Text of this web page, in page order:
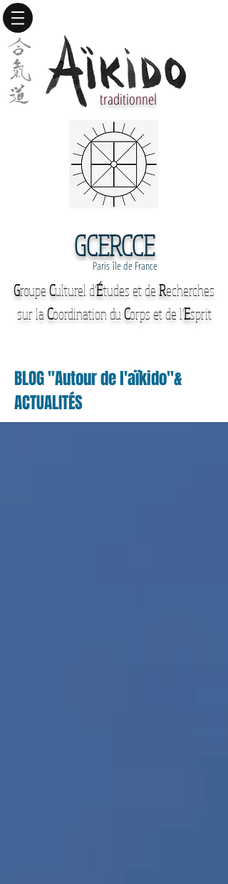
traditionnel
GCERCCE
Paris île de France
GroupeCulturel d'Études et deRecherches
sur laCoordination duCorps et de l'Esprit
BLOG "Autour de l'aïkido"&
ACTUALITÉS